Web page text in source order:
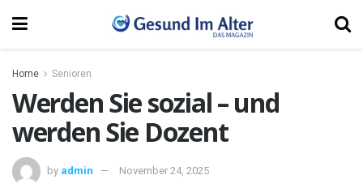
Home Senioren
Werden Sie sozial – und
werden Sie Dozent
by admin November 24, 2025